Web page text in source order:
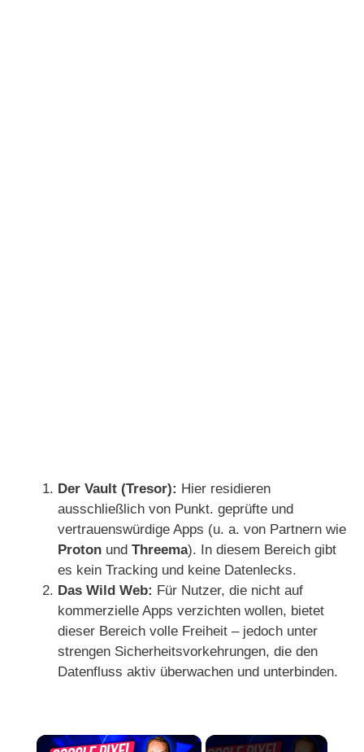
Der Vault (Tresor): Hier residieren
ausschließlich von Punkt. geprüfte und
vertrauenswürdige Apps (u. a. von Partnern wie
Proton und Threema). In diesem Bereich gibt
es kein Tracking und keine Datenlecks.
Das Wild Web: Für Nutzer, die nicht auf
kommerzielle Apps verzichten wollen, bietet
dieser Bereich volle Freiheit – jedoch unter
strengen Sicherheitsvorkehrungen, die den
Datenfluss aktiv überwachen und unterbinden.
×